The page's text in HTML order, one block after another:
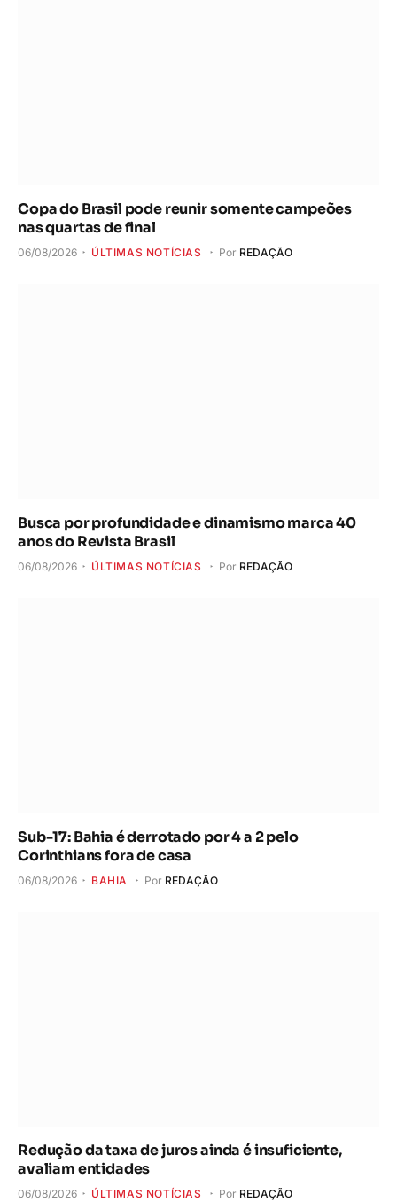
Copa do Brasil pode reunir somente campeões
nas quartas de final
06/08/2026 ÚLTIMAS NOTÍCIAS Por REDAÇÃO
Busca por profundidade e dinamismo marca 40
anos do Revista Brasil
06/08/2026 ÚLTIMAS NOTÍCIAS Por REDAÇÃO
Sub-17: Bahia é derrotado por 4 a 2 pelo
Corinthians fora de casa
06/08/2026 BAHIA Por REDAÇÃO
Redução da taxa de juros ainda é insuficiente,
avaliam entidades
06/08/2026 ÚLTIMAS NOTÍCIAS Por REDAÇÃO